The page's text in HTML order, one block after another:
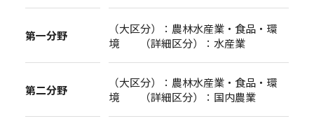
第一分野
（大区分）：農林水産業・食品・環
境 （詳細区分）：水産業
第二分野
（大区分）：農林水産業・食品・環
境 （詳細区分）：国内農業